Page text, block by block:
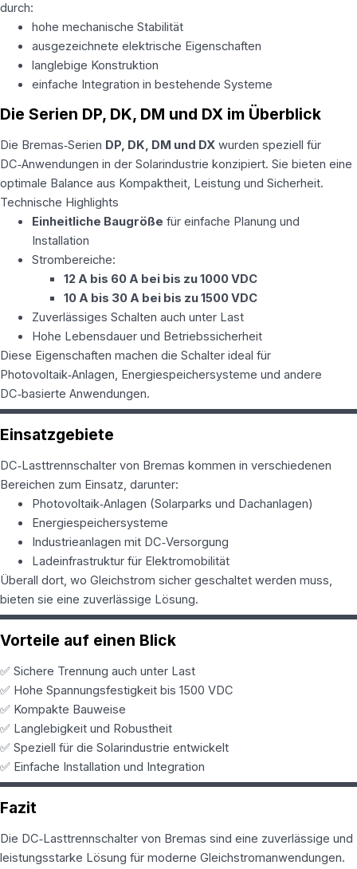
durch:
hohe mechanische Stabilität
ausgezeichnete elektrische Eigenschaften
langlebige Konstruktion
einfache Integration in bestehende Systeme
Die Serien DP, DK, DM und DX im Überblick
Die Bremas‑Serien DP, DK, DM und DX wurden speziell für
DC‑Anwendungen in der Solarindustrie konzipiert. Sie bieten eine
optimale Balance aus Kompaktheit, Leistung und Sicherheit.
Technische Highlights
Einheitliche Baugröße für einfache Planung und
Installation
Strombereiche:
12 A bis 60 A bei bis zu 1000 VDC
10 A bis 30 A bei bis zu 1500 VDC
Zuverlässiges Schalten auch unter Last
Hohe Lebensdauer und Betriebssicherheit
Diese Eigenschaften machen die Schalter ideal für
Photovoltaik‑Anlagen, Energiespeichersysteme und andere
DC‑basierte Anwendungen.
Einsatzgebiete
DC‑Lasttrennschalter von Bremas kommen in verschiedenen
Bereichen zum Einsatz, darunter:
Photovoltaik‑Anlagen (Solarparks und Dachanlagen)
Energiespeichersysteme
Industrieanlagen mit DC‑Versorgung
Ladeinfrastruktur für Elektromobilität
Überall dort, wo Gleichstrom sicher geschaltet werden muss,
bieten sie eine zuverlässige Lösung.
Vorteile auf einen Blick
✅ Sichere Trennung auch unter Last
✅ Hohe Spannungsfestigkeit bis 1500 VDC
✅ Kompakte Bauweise
✅ Langlebigkeit und Robustheit
✅ Speziell für die Solarindustrie entwickelt
✅ Einfache Installation und Integration
Fazit
Die DC‑Lasttrennschalter von Bremas sind eine zuverlässige und
leistungsstarke Lösung für moderne Gleichstromanwendungen.